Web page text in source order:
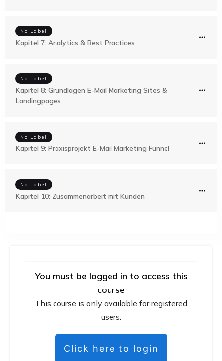
You must be logged in to access this
course
This course is only available for registered
users.
Click here to login
No Label
Kapitel 7: Analytics & Best Practices
No Label
Kapitel 8: Grundlagen E-Mail Marketing Sites &
Landingpages
No Label
Kapitel 9: Praxisprojekt E-Mail Marketing Funnel
No Label
Kapitel 10: Zusammenarbeit mit Kunden